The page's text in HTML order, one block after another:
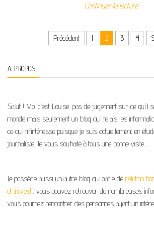
Continuer la lecture
Pagination des publications
Précédent 1 2 3 4
A PROPOS
Salut ! Moi c’est Louise, pas de jugement sur ce qu’il
monde mais seulement un blog qui relais les
ce qui m’intéresse puisque je suis actuellement en
journaliste. Je vous souhaite à tous une bonne visite…
Je possède aussi un autre blog qui parle de relation
et travesti, vous pouvez retrouver de nombreuses
vous pourrez rencontrer des personnes ayant un